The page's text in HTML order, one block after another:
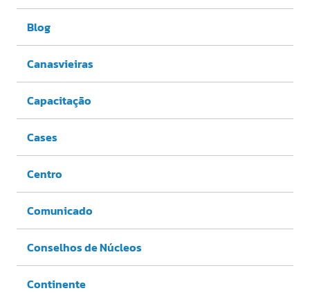
Blog
Canasvieiras
Capacitação
Cases
Centro
Comunicado
Conselhos de Núcleos
Continente